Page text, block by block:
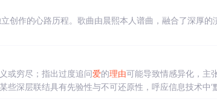
创作的心路历程。歌曲由晨熙本人谱曲，融合了深厚的
或穷尽；指出过度追问爱的理由可能导致情感异化，主
深层联结具有先验性与不可还原性，呼应信息技术中‘